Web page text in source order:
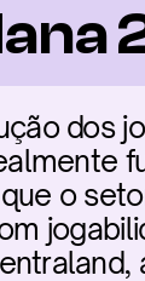
dos
o